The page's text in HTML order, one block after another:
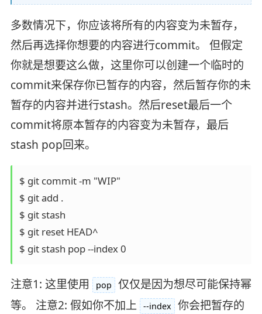
多数情况下，你应该将所有的内容变为未暂存，
然后再选择你想要的内容进行commit。 但假定
你就是想要这么做，这里你可以创建一个临时的
commit来保存你已暂存的内容，然后暂存你的未
暂存的内容并进行stash。然后reset最后一个
commit将原本暂存的内容变为未暂存，最后
stash pop回来。
$ git commit -m "WIP"
$ git add .
$ git stash
$ git reset HEAD^
注意1: 这里使用 pop
仅仅是因为想尽可能保持幂
等。 注意2: 假如你不加上 --index
你会把暂存的